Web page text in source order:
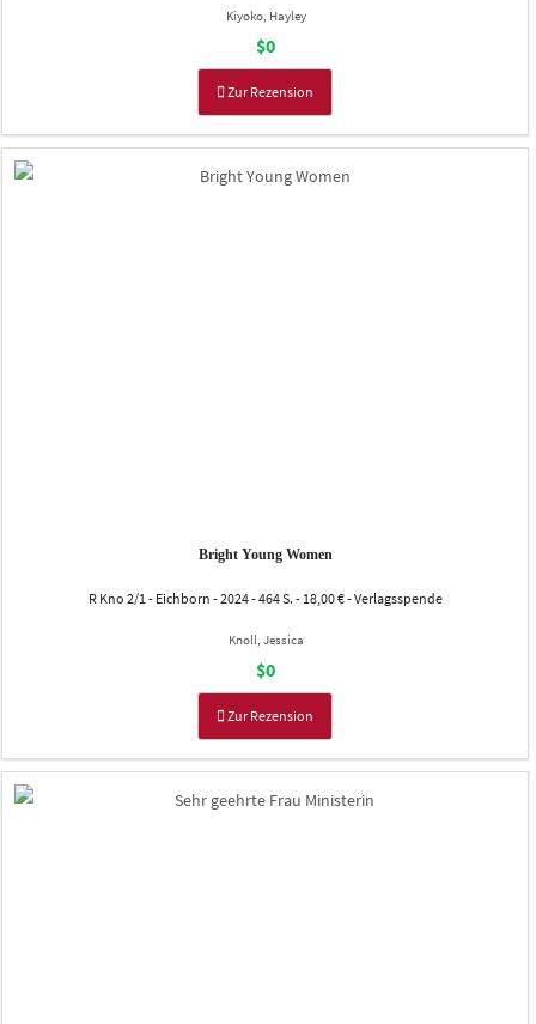
Kiyoko, Hayley
$0
Zur Rezension
Bright Young Women
R Kno 2/1 - Eichborn - 2024 - 464 S. - 18,00 € - Verlagsspende
Knoll, Jessica
$0
Zur Rezension